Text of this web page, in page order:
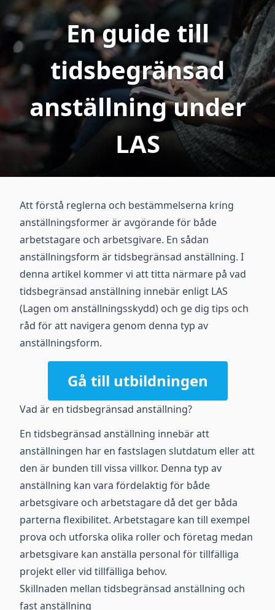
En guide till
tidsbegränsad
anställning under
LAS
Att förstå reglerna och bestämmelserna kring
anställningsformer är avgörande för både
arbetstagare och arbetsgivare. En sådan
anställningsform är tidsbegränsad anställning. I
denna artikel kommer vi att titta närmare på vad
tidsbegränsad anställning innebär enligt LAS
(Lagen om anställningsskydd) och ge dig tips och
råd för att navigera genom denna typ av
anställningsform.
Gå till utbildningen
Vad är en tidsbegränsad anställning?
En tidsbegränsad anställning innebär att
anställningen har en fastslagen slutdatum eller att
den är bunden till vissa villkor. Denna typ av
anställning kan vara fördelaktig för både
arbetsgivare och arbetstagare då det ger båda
parterna flexibilitet. Arbetstagare kan till exempel
prova och utforska olika roller och företag medan
arbetsgivare kan anställa personal för tillfälliga
projekt eller vid tillfälliga behov.
Skillnaden mellan tidsbegränsad anställning och
fast anställning